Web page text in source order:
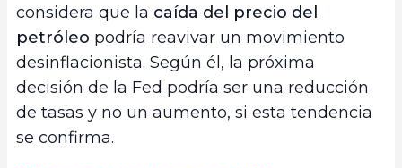
considera que la caída del precio del
petróleo podría reavivar un movimiento
desinflacionista. Según él, la próxima
decisión de la Fed podría ser una reducción
de tasas y no un aumento, si esta tendencia
se confirma.